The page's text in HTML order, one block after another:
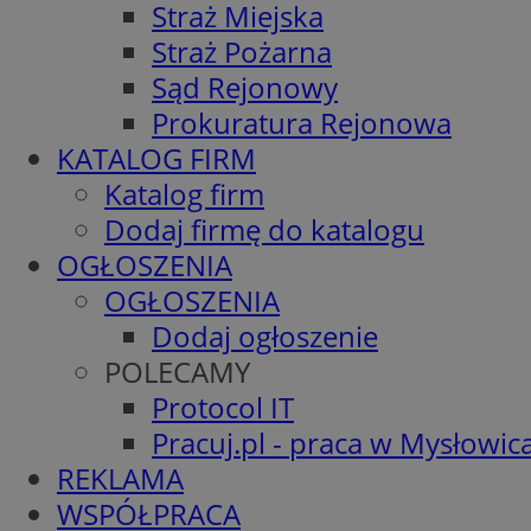
Straż Miejska
Straż Pożarna
Sąd Rejonowy
Prokuratura Rejonowa
KATALOG FIRM
Katalog firm
Dodaj firmę do katalogu
OGŁOSZENIA
OGŁOSZENIA
Dodaj ogłoszenie
POLECAMY
Protocol IT
Pracuj.pl - praca w
REKLAMA
WSPÓŁPRACA